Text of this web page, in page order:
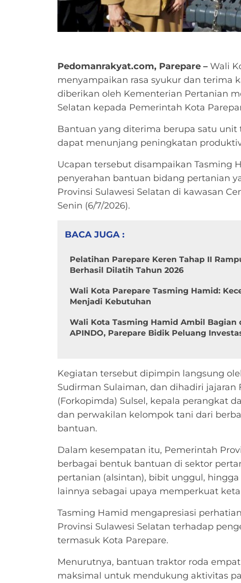
Pedomanrakyat.com, Parepare – Wali
menyampaikan rasa syukur dan terima
diberikan oleh Kementerian Pertanian
Selatan kepada Pemerintah Kota
Bantuan yang diterima berupa satu
dapat menunjang peningkatan
Ucapan tersebut disampaikan Tasming
penyerahan bantuan bidang pertanian
Provinsi Sulawesi Selatan di kawasan
Senin (6/7/2026).
BACA JUGA :
Pelatihan Parepare Keren Tahap II
Berhasil Dilatih Tahun 2026
Wali Kota Parepare Tasming Hamid:
Menjadi Kebutuhan
Wali Kota Tasming Hamid Ambil Bagian
APINDO, Parepare Bidik Peluang
Kegiatan tersebut dipimpin langsung
Sudirman Sulaiman, dan dihadiri
(Forkopimda) Sulsel, kepala perangkat
dan perwakilan kelompok tani dari
bantuan.
Dalam kesempatan itu, Pemerintah
berbagai bentuk bantuan di sektor
pertanian (alsintan), bibit unggul,
lainnya sebagai upaya memperkuat
Tasming Hamid mengapresiasi
Provinsi Sulawesi Selatan terhadap
termasuk Kota Parepare.
Menurutnya, bantuan traktor roda
maksimal untuk mendukung aktivitas